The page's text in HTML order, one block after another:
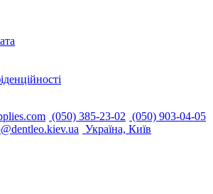
(050) 385-23-02 (050) 903-04-05
Україна, Київ